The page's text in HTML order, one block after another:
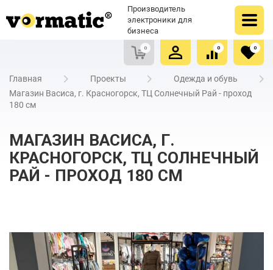
Производитель
электроники для
бизнеса
0
Очистить список сравнения
0
Очистить избранное
0
Главная Проекты
Одежда и обувь
Магазин Васиса, г. Красногорск, ТЦ Солнечный Рай - проход
180 см
МАГАЗИН ВАСИСА, Г.
КРАСНОГОРСК, ТЦ СОЛНЕЧНЫЙ
РАЙ - ПРОХОД 180 СМ